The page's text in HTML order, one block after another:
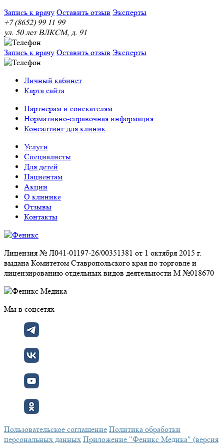
Запись к врачу Оставить отзыв Эксперты
+7 (8652) 99 11 99
ул. 50 лет ВЛКСМ, д. 91
Запись к врачу Оставить отзыв Эксперты
Личный кабинет
Карта сайта
Партнерам и соискателям
Нормативно-справочная информация
Консалтинг для клиник
Услуги
Специалисты
Для детей
Пациентам
Акции
О клинике
Отзывы
Контакты
Лицензия № Л041-01197-26/00351381 от 1 октября 2015 г.
выдана Комитетом Ставропольского края по торговле и
лицензированию отдельных видов деятельности М №018670
Мы в соцсетях
Пользовательское соглашение Политика обработки
персональных данных Приложение "Феникс Медика" (версия